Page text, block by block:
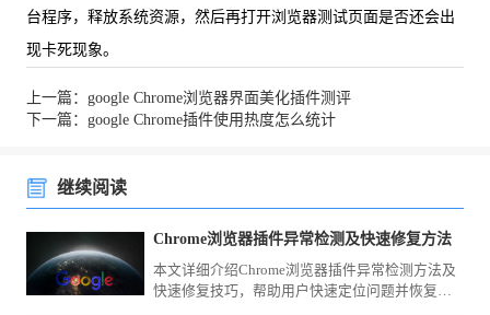
台程序，释放系统资源，然后再打开浏览器测试页面是否还会出
现卡死现象。
上一篇：google Chrome浏览器界面美化插件测评
下一篇：google Chrome插件使用热度怎么统计
继续阅读
Chrome浏览器插件异常检测及快速修复方法
本文详细介绍Chrome浏览器插件异常检测方法及
快速修复技巧，帮助用户快速定位问题并恢复插